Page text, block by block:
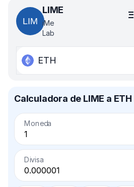
LIME
iMe
Lab
Ξ
ETH
Calculadora de LIME a ETH
Moneda
Divisa